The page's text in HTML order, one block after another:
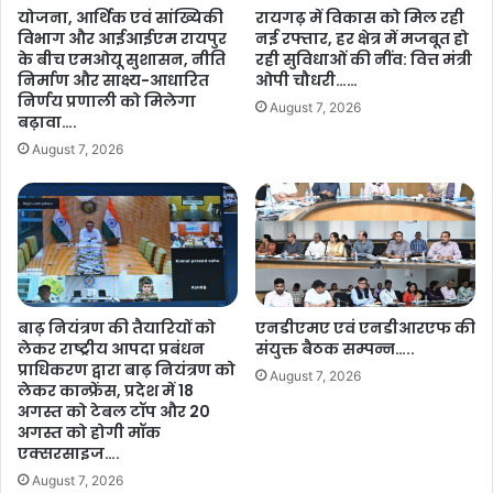
व
सा
य
लों
ने
ब
ढ़ा
या
छ
त्ती
ग
ढ़
के
कि
सा
नों
का
मा
न
योजना, आर्थिक एवं सांख्यिकी
विभाग और आईआईएम रायपुर
के बीच एमओयू सुशासन, नीति
निर्माण और साक्ष्य-आधारित
निर्णय प्रणाली को मिलेगा
बढ़ावा….
August 7, 2026
रायगढ़ में विकास को मिल रही
नई रफ्तार, हर क्षेत्र में मजबूत हो
रही सुविधाओं की नींव: वित्त मंत्री
ओपी चौधरी……
August 7, 2026
बाढ़ नियंत्रण की तैयारियों को
लेकर राष्ट्रीय आपदा प्रबंधन
प्राधिकरण द्वारा बाढ़ नियंत्रण को
लेकर कान्फ्रेंस, प्रदेश में 18
अगस्त को टेबल टॉप और 20
अगस्त को होगी मॉक
एक्सरसाइज….
August 7, 2026
एनडीएमए एवं एनडीआरएफ की
संयुक्त बैठक सम्पन्न…..
August 7, 2026